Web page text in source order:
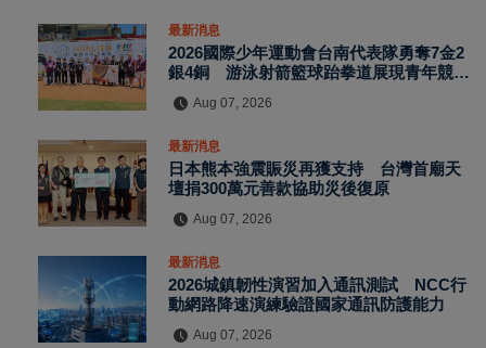
最新消息
2026國際少年運動會台南代表隊勇奪7金2
銀4銅 游泳射箭籃球跆拳道展現青年競技
Aug 07, 2026
最新消息
日本熊本強震賑災再獲支持 台灣首廟天
壇捐300萬元善款協助災後復原
Aug 07, 2026
最新消息
2026城鎮韌性演習加入通訊測試 NCC行
動網路降速演練驗證國家通訊防護能力
Aug 07, 2026